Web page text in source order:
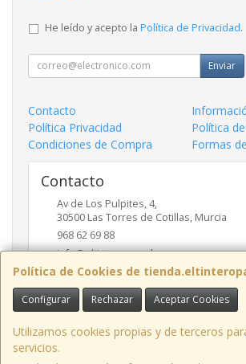
Política de Cookies de
Configurar Rechazar Aceptar Cookies
Utilizamos cookies propias y de terceros
servicios.
He leído y acepto la Política de Privacidad.
Enviar
Contacto
Política Privacidad
Política
Condiciones de Compra
Formas
Contacto
Av de Los Pulpites, 4,
30500 Las Torres de Cotillas, Murcia
968 62 69 88
info@eltinteropapeleros.com
Horario
8:00 a 14:00 - 17:00 a 20:30